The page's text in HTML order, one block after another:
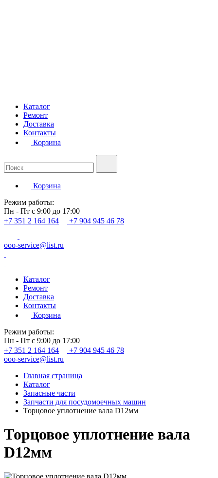
Каталог
Ремонт
Доставка
Контакты
Корзина
Корзина
Режим работы:
Пн - Пт с 9:00 до 17:00
+7 351 2 164 164
+7 904 945 46 78
ooo-service@list.ru
Каталог
Ремонт
Доставка
Контакты
Корзина
Режим работы:
Пн - Пт с 9:00 до 17:00
+7 351 2 164 164
+7 904 945 46 78
ooo-service@list.ru
Главная страница
Каталог
Запасные части
Запчасти для посудомоечных машин
Торцовое уплотнение вала D12мм
Торцовое уплотнение вала
D12мм